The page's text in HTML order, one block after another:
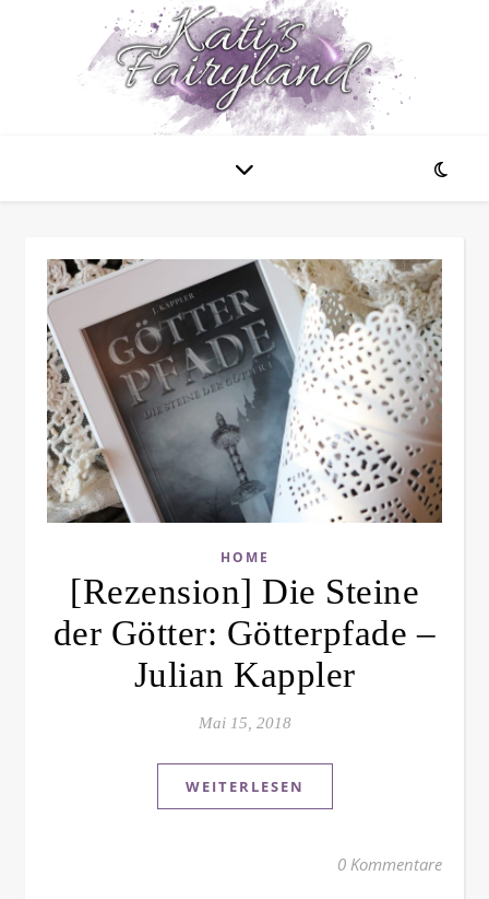
HOME
[Rezension] Die Steine
der Götter: Götterpfade –
Julian Kappler
Mai 15, 2018
WEITERLESEN
0 Kommentare